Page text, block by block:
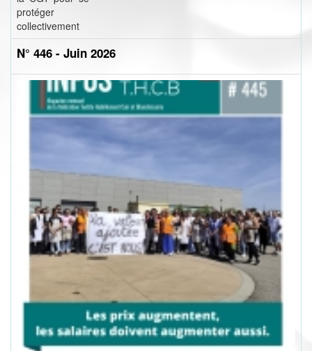
protéger
collectivement
N° 446 - Juin 2026